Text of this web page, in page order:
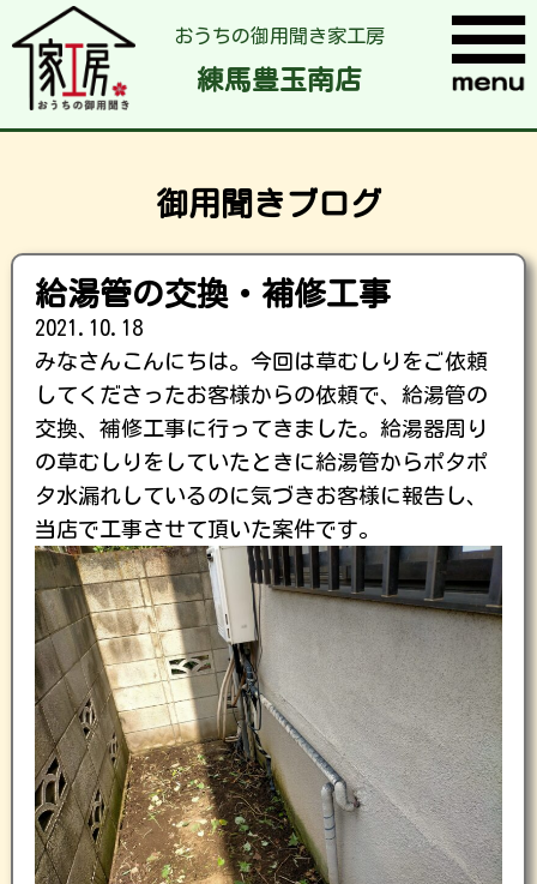
おうちの御用聞き家工房
練馬豊玉南店
御用聞きブログ
給湯管の交換・補修工事
2021.10.18
みなさんこんにちは。今回は草むしりをご依頼
してくださったお客様からの依頼で、給湯管の
交換、補修工事に行ってきました。給湯器周り
の草むしりをしていたときに給湯管からポタポ
タ水漏れしているのに気づきお客様に報告し、
当店で工事させて頂いた案件です。